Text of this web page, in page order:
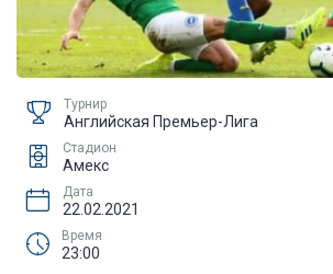
Турнир
Английская Премьер-Лига
Стадион
Амекс
Дата
22.02.2021
Время
23:00